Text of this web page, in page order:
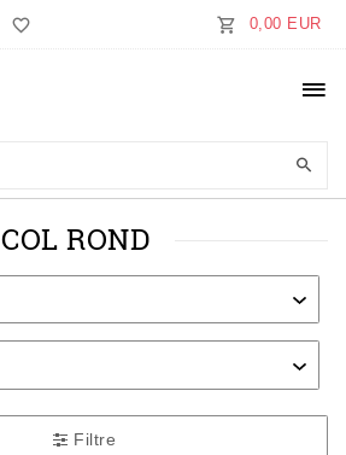
0,00 EUR
COL ROND
Filtre